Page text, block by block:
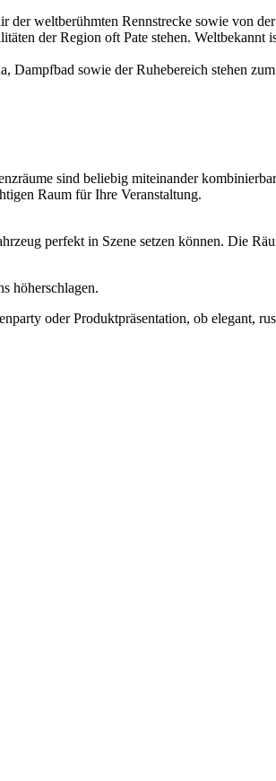
der weltberühmten Rennstrecke sowie von
der Region oft Pate stehen.
Dampfbad sowie der Ruhebereich stehen
sind beliebig miteinander
Raum für Ihre Veranstaltung.
perfekt in Szene setzen können. Die
höherschlagen.
oder Produktpräsentation, ob elegant,